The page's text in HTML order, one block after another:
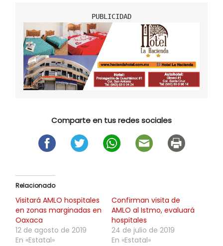
Comparte en tus redes sociales
Relacionado
Visitará AMLO hospitales
en zonas marginadas en
Oaxaca
12 de agosto de 2019
En «Estatal»
Confirman visita de
AMLO al Istmo, evaluará
hospitales
24 de julio de 2019
En «Estatal»